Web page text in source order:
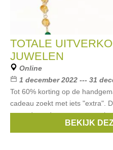
TOTALE
JUWELEN
Online
1 december 2022 --- 31
Tot 60% korting op de
cadeau zoekt met iets "extra".
gegradueerde
18kt en 14kt goud,BEKIJK